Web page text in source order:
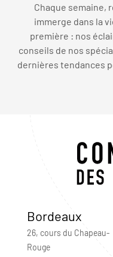
Chaque semaine,
immerge dans la
première : nos
conseils de nos
dernières tendances
Bordeaux
26, cours du Chapeau-
Rouge